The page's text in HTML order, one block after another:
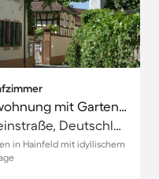
Familienorientierte Ferienwohnung mit Garten und Terrasse
Gleisweiler, Südliche Weinstraße, Deutschland
in Hainfeld mit idyllischem